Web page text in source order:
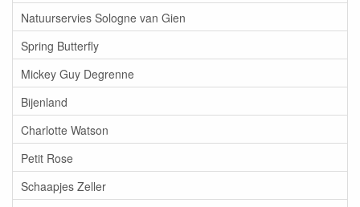
Natuurservies Sologne van Gien
Spring Butterfly
Mickey Guy Degrenne
Bijenland
Charlotte Watson
Petit Rose
Schaapjes Zeller